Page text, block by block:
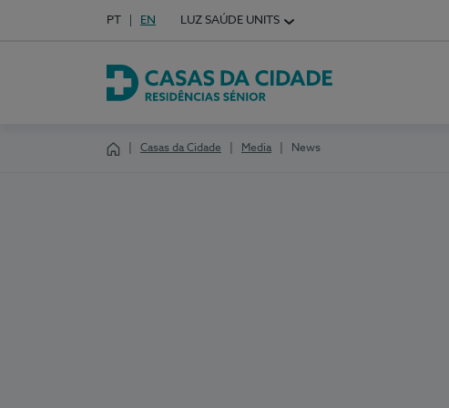
Choose your language
Idioma em Português
PT English Language
EN LUZ SAÚDE UNITS
Casas da Cidade
Casas da Cidade Media News